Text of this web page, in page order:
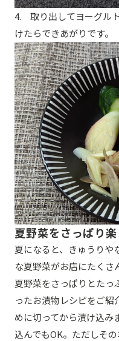
4. 取り出してヨーグル
けたらできあがりです。
夏野菜をさっぱり
夏になると、きゅうりや
な夏野菜がお店にたく
夏野菜をさっぱりとたっ
ったお漬物レシピをご
めに切ってから漬け込み
込んでもOK。ただしそ